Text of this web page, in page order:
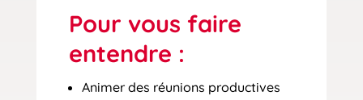
Pour vous faire
entendre :
Animer des réunions productives